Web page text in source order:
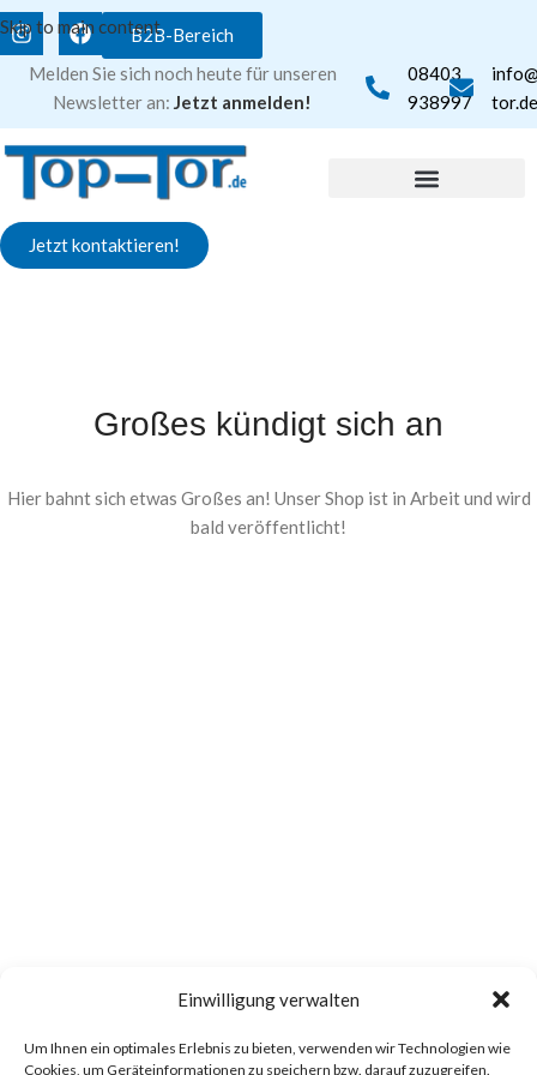
Einwilligung verwalten
Um Ihnen ein optimales Erlebnis zu bieten, verwenden wir Technologien wie
Cookies, um Geräteinformationen zu speichern bzw. darauf zuzugreifen.
Skip to main contentB2B-Bereich
Melden Sie sich noch heute für unseren
Newsletter an: Jetzt anmelden!
08403
938997
tor.de
Jetzt kontaktieren!
Großes kündigt sich an
Hier bahnt sich etwas Großes an! Unser Shop ist in Arbeit und wird
bald veröffentlicht!